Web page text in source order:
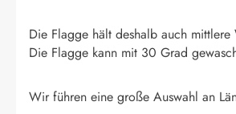
Die Flagge hält deshalb auch
Die Flagge kann mit 30 Grad
Wir führen eine große Auswahl an